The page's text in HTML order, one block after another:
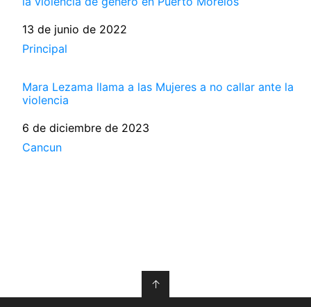
Fecha
13 de junio de 2022
Respecto a
Principal
Mara Lezama llama a las Mujeres a no callar ante la
violencia
Fecha
6 de diciembre de 2023
Respecto a
Cancun
↑